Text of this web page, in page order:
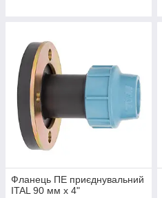
Фланець ПЕ приєднувальний
ITAL 90 мм х 4"